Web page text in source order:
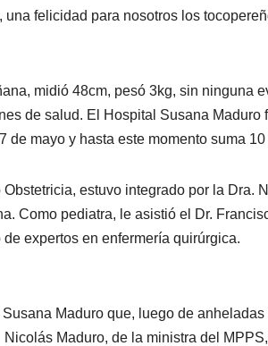
felicidad para nosotros los
midió 48cm, pesó 3kg, sin ninguna
de salud. El Hospital Susana
de mayo y hasta este momento suma
estuvo integrado por la Dra.
Como pediatra, le asistió el Dr.
expertos en enfermería quirúrgica.
Maduro que, luego de
Maduro, de la ministra del